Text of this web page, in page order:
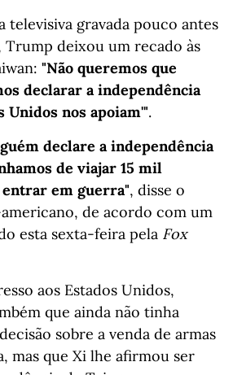
televisiva gravada pouco antes
Trump deixou um recado às
"Não queremos que
declarar a independência
Unidos nos apoiam'".
declare a independência
de viajar 15 mil
em guerra", disse o
de acordo com um
esta sexta-feira pela Fox
aos Estados Unidos,
que ainda não tinha
sobre a venda de armas
mas que Xi lhe afirmou ser